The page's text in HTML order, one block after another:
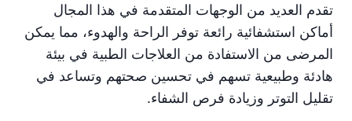
تقدم العديد من الوجهات المتقدمة في هذا المجال
أماكن استشفائية رائعة توفر الراحة والهدوء، مما يمكن
المرضى من الاستفادة من العلاجات الطبية في بيئة
هادئة وطبيعية تسهم في تحسين صحتهم وتساعد في
تقليل التوتر وزيادة فرص الشفاء.